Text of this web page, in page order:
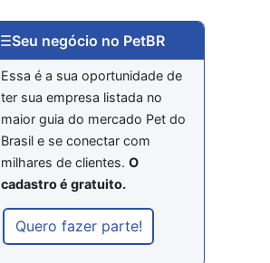
Seu negócio no PetBR
Essa é a sua oportunidade de
ter sua empresa listada no
maior guia do mercado Pet do
Brasil e se conectar com
milhares de clientes.O
cadastro é gratuito.
Quero fazer parte!